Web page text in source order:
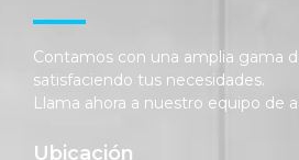
Contamos con una amplia gama
satisfaciendo tus necesidades.
Llama ahora a nuestro equipo de
Ubicación